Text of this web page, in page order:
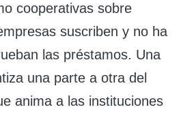
cooperativas sobre
suscriben y no ha
las préstamos. Una
una parte a otra del
anima a las instituciones